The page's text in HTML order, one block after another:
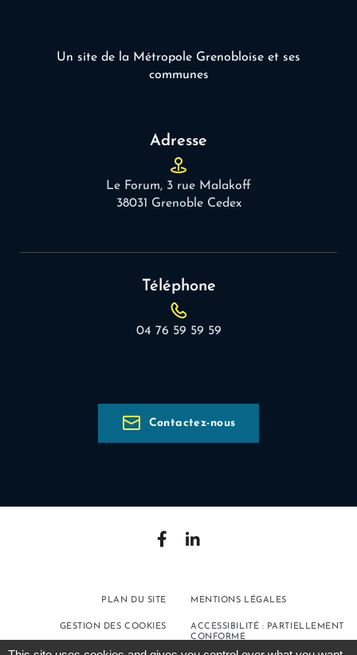
Un site de la Métropole Grenobloise et ses
communes
Adresse
Le Forum, 3 rue Malakoff
38031 Grenoble Cedex
Téléphone
04 76 59 59 59
Contactez-nous
PLAN DU SITE MENTIONS LÉGALES
GESTION DES COOKIES
ACCESSIBILITÉ : PARTIELLEMENT
CONFORME